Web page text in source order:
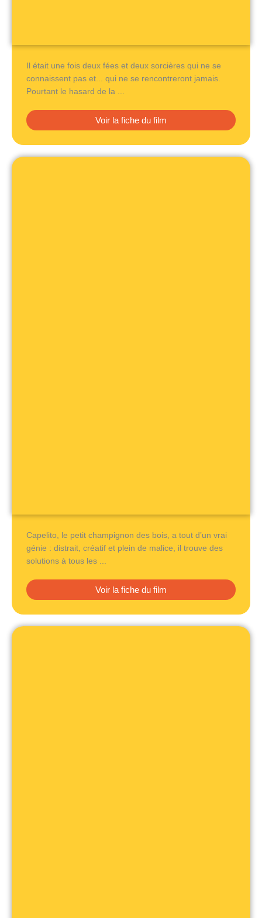
Il était une fois deux fées et deux sorcières qui ne se
connaissent pas et... qui ne se rencontreront jamais.
Pourtant le hasard de la ...
Voir la fiche du film
Capelito, le petit champignon des bois, a tout d’un vrai
génie : distrait, créatif et plein de malice, il trouve des
solutions à tous les ...
Voir la fiche du film